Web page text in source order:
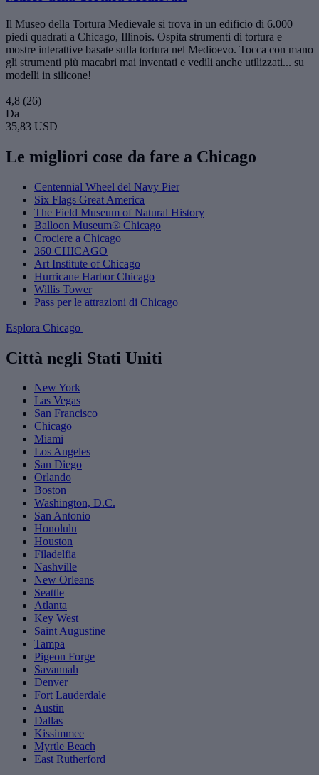
Il Museo della Tortura Medievale si trova in un edificio di 6.000
piedi quadrati a Chicago, Illinois. Ospita strumenti di tortura e
mostre interattive basate sulla tortura nel Medioevo. Tocca con mano
gli strumenti più macabri mai inventati e vedili anche utilizzati... su
modelli in silicone!
4,8 (26)
Da
35,83 USD
Le migliori cose da fare a Chicago
Centennial Wheel del Navy Pier
Six Flags Great America
The Field Museum of Natural History
Balloon Museum® Chicago
Crociere a Chicago
360 CHICAGO
Art Institute of Chicago
Hurricane Harbor Chicago
Willis Tower
Pass per le attrazioni di Chicago
Esplora Chicago
Città negli Stati Uniti
New York
Las Vegas
San Francisco
Chicago
Miami
Los Angeles
San Diego
Orlando
Boston
Washington, D.C.
San Antonio
Honolulu
Houston
Filadelfia
Nashville
New Orleans
Seattle
Atlanta
Key West
Saint Augustine
Tampa
Pigeon Forge
Savannah
Denver
Fort Lauderdale
Austin
Dallas
Kissimmee
Myrtle Beach
East Rutherford